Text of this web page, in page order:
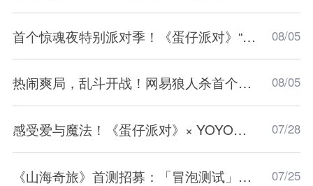
首个惊魂夜特别派对季！《蛋仔派对》“惊魂盛典季
08/05
热闹爽局，乱斗开战！网易狼人杀首个欢乐大乱斗
08/05
感受爱与魔法！《蛋仔派对》× YOYO联动开启！
07/28
《山海奇旅》首测招募：「冒泡测试」招募现已
07/25